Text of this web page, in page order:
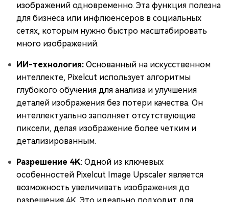
изображений одновременно. Эта функция полезна
для бизнеса или инфлюенсеров в социальных
сетях, которым нужно быстро масштабировать
много изображений.
ИИ-технология: Основанный на искусственном
интеллекте, Pixelcut использует алгоритмы
глубокого обучения для анализа и улучшения
деталей изображения без потери качества. Он
интеллектуально заполняет отсутствующие
пиксели, делая изображение более четким и
детализированным.
Разрешение 4K: Одной из ключевых
особенностей Pixelcut Image Upscaler является
возможность увеличивать изображения до